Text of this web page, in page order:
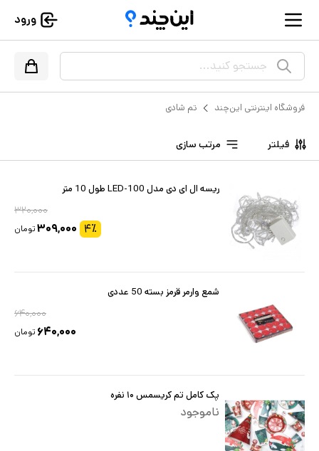
ورود
جستجو کنید...
فروشگاه اینترنتی این‌چند تم شادی
فیلتر مرتب سازی
ریسه ال ای دی مدل 100-LED طول 10 متر
۳۲۰,۰۰۰
۴٪ ۳۰۹,۰۰۰تومان
شمع وارمر قرمز بسته 50 عددی
۶۴۰,۰۰۰
۶۴۰,۰۰۰ تومان
پک کامل تم کریسمس ۱۰ نفره
ناموجود